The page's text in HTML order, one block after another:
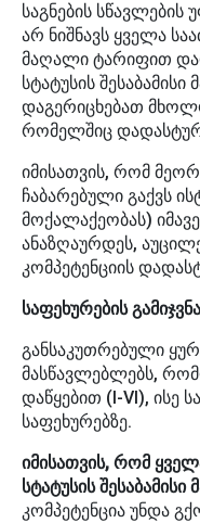
საგნების
არ ნიშნავს ყველა
მაღალი ტარიფით
​სტატუსის
დაგერიცხებათ
რომელშიც
იმისათვის, რომ
ჩაბარებული გაქვს
მოქალაქეობას)
ანაზღაურდეს,
კომპეტენციის
საფეხურების
​განსაკუთრებული
მასწავლებლებს,
დაწყებით (I-VI), ისე
საფეხურებზე.
​იმისათვის, რომ
სტატუსის
კომპეტენცია უნდა